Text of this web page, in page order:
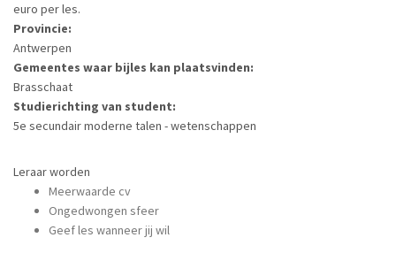
euro per les.
Provincie:
Antwerpen
Gemeentes waar bijles kan plaatsvinden:
Brasschaat
Studierichting van student:
5e secundair moderne talen - wetenschappen
Leraar worden
Meerwaarde cv
Ongedwongen sfeer
Geef les wanneer jij wil